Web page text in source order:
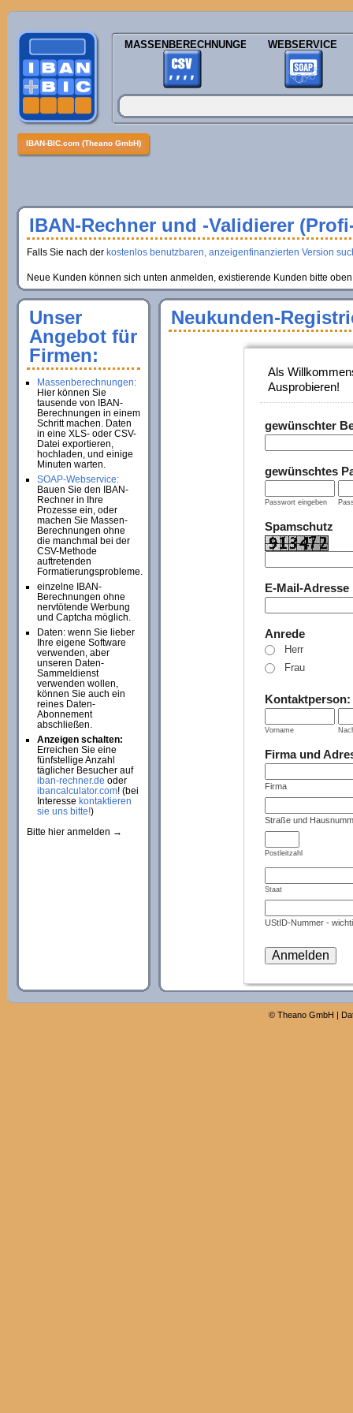
MASSENBERECHNUNGEN WEBSERVICE
IBAN-BIC.com (Theano GmbH)
IBAN-Rechner und -Validierer
Falls Sie nach der kostenlos benutzbaren, anzeigenfinanzierten Version
Neue Kunden können sich unten anmelden, existierende Kunden bitte
Neukunden-
Als
Ausprobieren!
gewünschter
gewünschtes
Passwort eingeben
Spamschutz
E-Mail-Adresse
Anrede
Herr
Frau
Kontaktperson:
Vorname
Firma und
Firma
Straße und
Postleitzahl
Staat
UStID-Nummer -
Unser
Angebot für
Firmen:
Massenberechnungen:
Hier können Sie
tausende von IBAN-
Berechnungen in einem
Schritt machen. Daten
in eine XLS- oder CSV-
Datei exportieren,
hochladen, und einige
Minuten warten.
SOAP-Webservice:
Bauen Sie den IBAN-
Rechner in Ihre
Prozesse ein, oder
machen Sie Massen-
Berechnungen ohne
die manchmal bei der
CSV-Methode
auftretenden
Formatierungsprobleme.
einzelne IBAN-
Berechnungen ohne
nervtötende Werbung
und Captcha möglich.
Daten: wenn Sie lieber
Ihre eigene Software
verwenden, aber
unseren Daten-
Sammeldienst
verwenden wollen,
können Sie auch ein
reines Daten-
Abonnement
abschließen.
Anzeigen schalten:
Erreichen Sie eine
fünfstellige Anzahl
täglicher Besucher auf
iban-rechner.de oder
ibancalculator.com! (bei
Interesse kontaktieren
sie uns bitte!)
Bitte hier anmelden →
© Theano GmbH |